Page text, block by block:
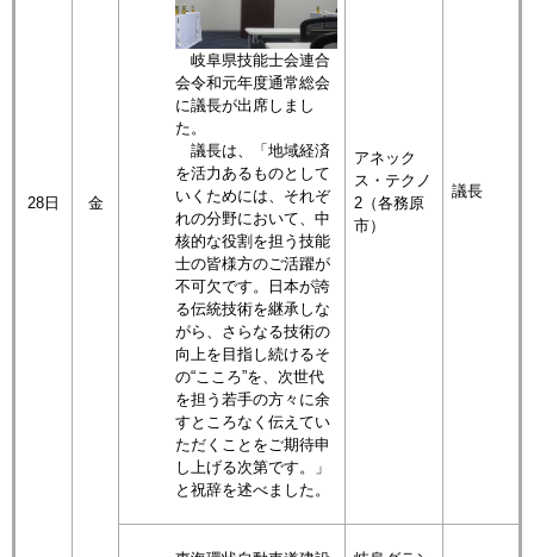
28日 金
岐阜県技能士会連合
会令和元年度通常総会
に議長が出席しまし
た。
議長は、「地域経済
を活力あるものとして
いくためには、それぞ
れの分野において、中
核的な役割を担う技能
士の皆様方のご活躍が
不可欠です。日本が誇
る伝統技術を継承しな
がら、さらなる技術の
向上を目指し続けるそ
の“こころ”を、次世代
を担う若手の方々に余
すところなく伝えてい
ただくことをご期待申
し上げる次第です。」
と祝辞を述べました。
アネック
ス・テクノ
2（各務原
市）
議長